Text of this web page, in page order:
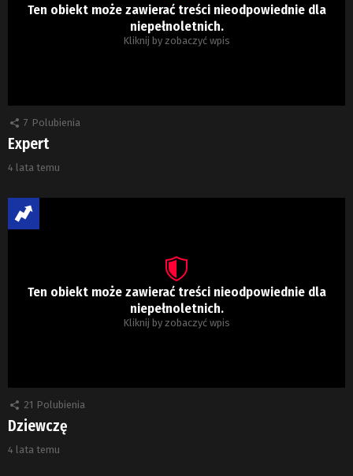
Ten obiekt może zawierać treści nieodpowiednie dla
niepełnoletnich.
Kliknij by zobaczyć wpis
7 Polubienia
Expert
4 lata temu
Ten obiekt może zawierać treści nieodpowiednie dla
niepełnoletnich.
Kliknij by zobaczyć wpis
21 Polubienia
Dziewczę
4 lata temu